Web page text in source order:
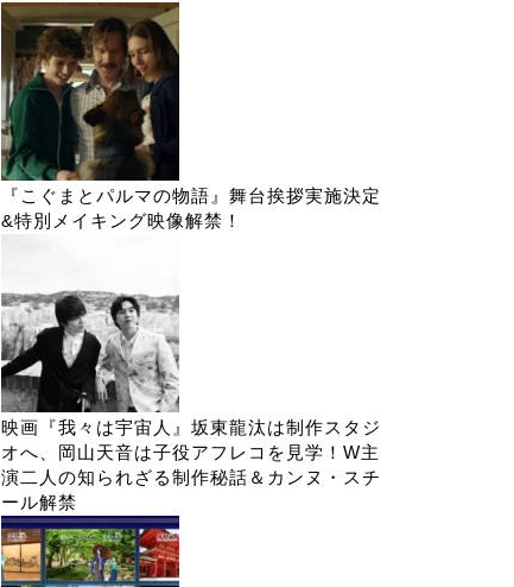
『こぐまとパルマの物語』舞台挨拶実施決定
&特別メイキング映像解禁！
映画『我々は宇宙人』坂東龍汰は制作スタジ
オへ、岡山天音は子役アフレコを見学！W主
演二人の知られざる制作秘話＆カンヌ・スチ
ール解禁